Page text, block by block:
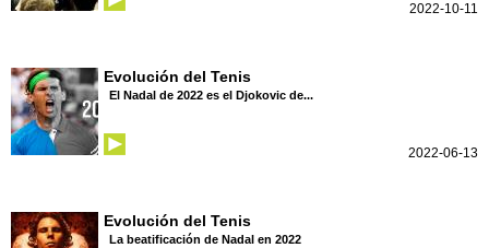
2022-10-11
Evolución del Tenis
El Nadal de 2022 es el Djokovic de...
2022-06-13
Evolución del Tenis
La beatificación de Nadal en 2022